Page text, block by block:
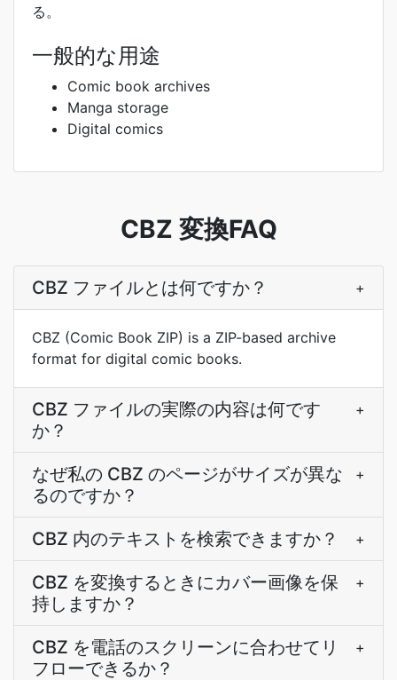
る。
一般的な用途
Comic book archives
Manga storage
Digital comics
CBZ 変換FAQ
CBZ ファイルとは何ですか？ +
CBZ (Comic Book ZIP) is a ZIP-based archive
format for digital comic books.
CBZ ファイルの実際の内容は何です
か？
+
なぜ私の CBZ のページがサイズが異な
るのですか？
+
CBZ 内のテキストを検索できますか？ +
CBZ を変換するときにカバー画像を保
持しますか？
+
CBZ を電話のスクリーンに合わせてリ
フローできるか？
+